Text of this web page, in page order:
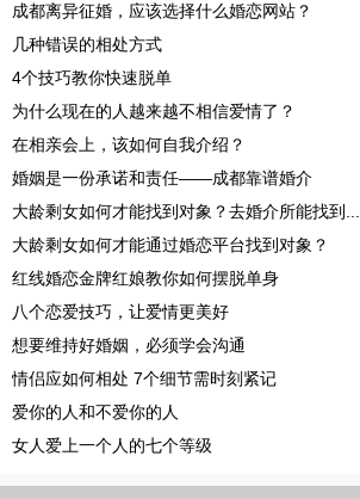
成都离异征婚，应该选择什么婚恋网站？
几种错误的相处方式
4个技巧教你快速脱单
为什么现在的人越来越不相信爱情了？
在相亲会上，该如何自我介绍？
婚姻是一份承诺和责任——成都靠谱婚介
大龄剩女如何才能找到对象？去婚介所能找到...
大龄剩女如何才能通过婚恋平台找到对象？
红线婚恋金牌红娘教你如何摆脱单身
八个恋爱技巧，让爱情更美好
想要维持好婚姻，必须学会沟通
情侣应如何相处 7个细节需时刻紧记
爱你的人和不爱你的人
女人爱上一个人的七个等级